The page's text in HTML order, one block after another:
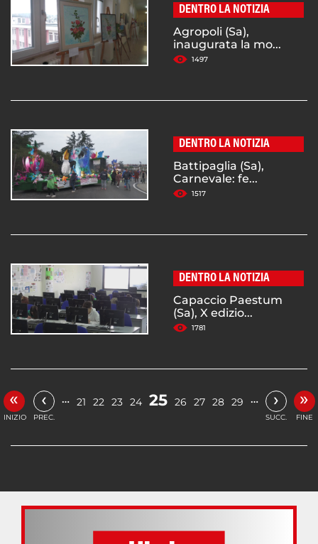
DENTRO LA NOTIZIA
Agropoli (Sa),
inaugurata la mo...
1497
DENTRO LA NOTIZIA
Battipaglia (Sa),
Carnevale: fe...
1517
DENTRO LA NOTIZIA
Capaccio Paestum
(Sa), X edizio...
1781
«
INIZIO
‹
PREC.
… 21 22 23 24 25 26 27 28 29 … ›
SUCC.
»
FINE